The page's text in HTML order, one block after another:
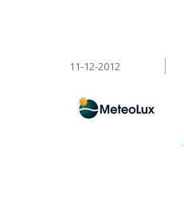
11-12-2012